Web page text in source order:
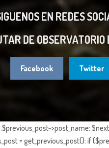
EN REDES
DE
Facebook Twitter
>post_name;
= get_previous_post(); if